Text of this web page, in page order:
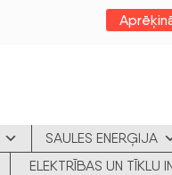
SAULES ENERĢIJA
ELEKTRĪBAS UN TĪKLU